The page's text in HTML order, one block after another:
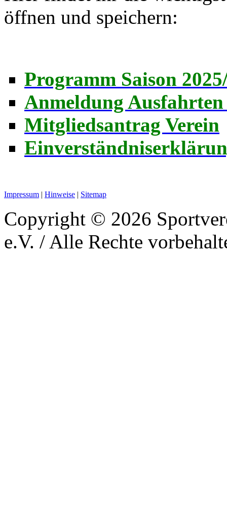
öffnen und speichern:
Programm Saison
Anmeldung Ausfahrten
Mitgliedsantrag Verein
Impressum | Hinweise | Sitemap
Copyright © 2026
e.V. / Alle Rechte